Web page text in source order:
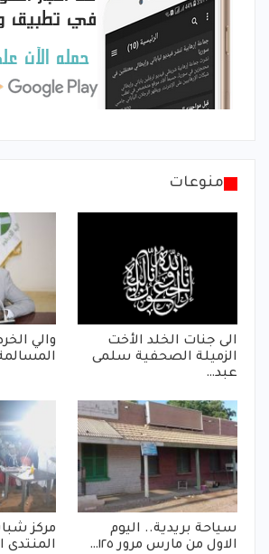
منوعات
الى جنات الخلد الأخت
الزميلة الصحفية سلمى
عبد…
والي
سياحة بريدية.. اليوم
الاول من مارس مرور ١٢٥…
مركز
المنتدى